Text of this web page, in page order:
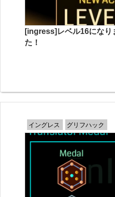
[ingress]レベル16になり
た！
イングレス グリフハック